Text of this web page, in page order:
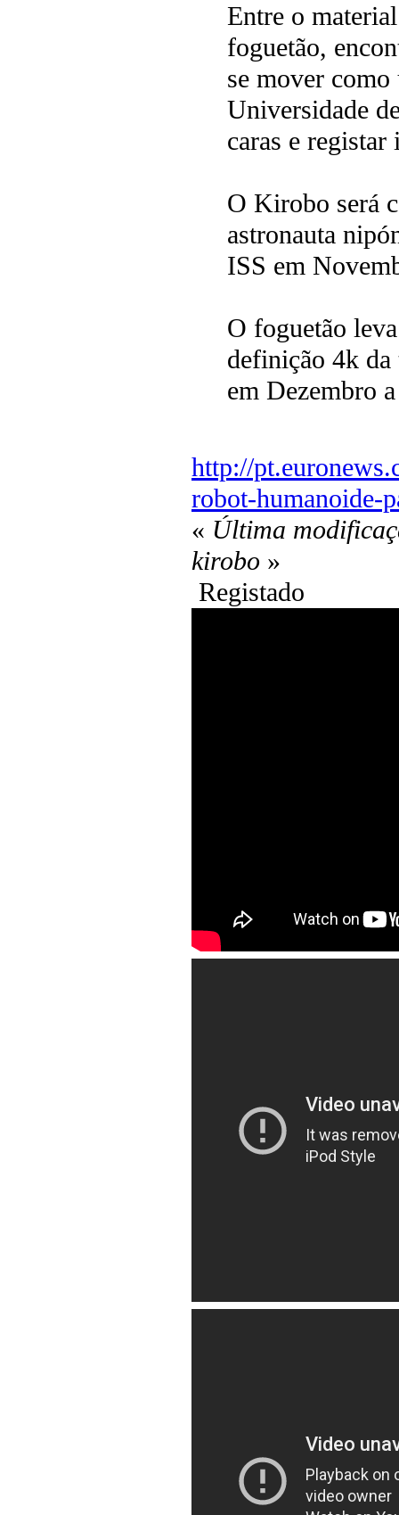
Entre o
foguetão,
se mover
Universidade
caras e registar
O Kirobo será
astronauta
ISS em
O foguetão
definição 4k
em Dezembro
http://
robot-humanoide-
« Última
kirobo »
Registado